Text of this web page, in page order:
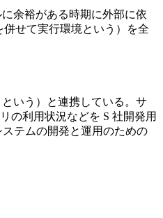
余裕がある時期に外部に依
せて実行環境という）を全
いう）と連携している。サ
の利用状況などを S 社開発用
テムの開発と運用のための